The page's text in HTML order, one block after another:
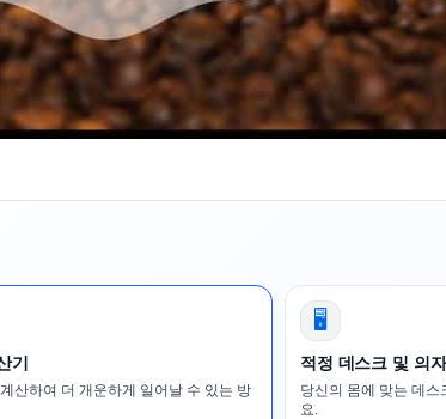
기
산하여 더 개운하게 일어날 수 있는 방
🖥️
적정 데스크 및 의
당신의 몸에 맞는 데스
요.